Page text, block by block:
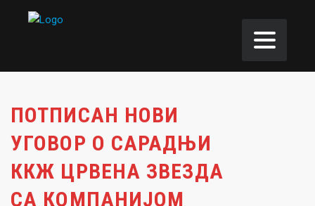
ПОТПИСАН НОВИ
УГОВОР О САРАДЊИ
ККЖ ЦРВЕНА ЗВЕЗДА
СА КОМПАНИЈОМ